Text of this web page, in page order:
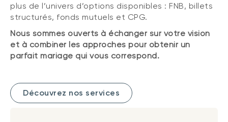
plus de l’univers d’options disponibles : FNB, billets
structurés, fonds mutuels et CPG.
Nous sommes ouverts à échanger sur votre vision
et à combiner les approches pour obtenir un
parfait mariage qui vous correspond.
Découvrez nos services